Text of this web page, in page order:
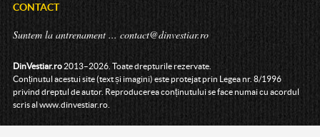
CONTACT
Suntem la antrenament ... contact@dinvestiar.ro
DinVestiar.ro2013–2026. Toate drepturile rezervate.
Conținutul acestui site (text și imagini) este protejat prin Legea nr. 8/1996
privind dreptul de autor. Reproducerea conținutului se face numai cu acordul
scris al www.dinvestiar.ro.